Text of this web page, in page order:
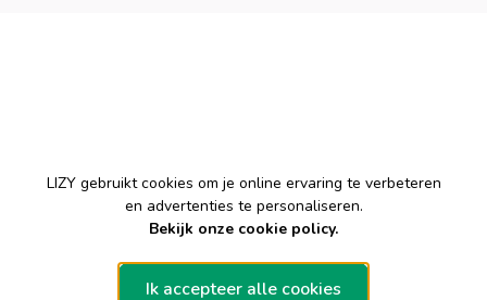
Cookies
LIZY gebruikt cookies om je online ervaring te verbeteren
en advertenties te personaliseren.
Bekijk onze cookie policy.
Ik accepteer alle cookies